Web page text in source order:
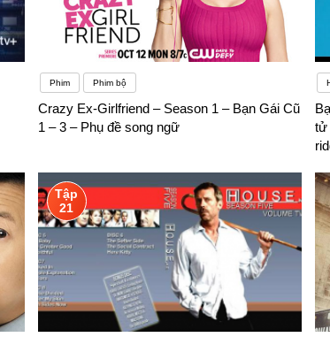
Phim Phim bộ
Crazy Ex-Girlfriend – Season 1 – Bạn Gái Cũ
1 – 3 – Phụ đề song ngữ
tử
Tập
21